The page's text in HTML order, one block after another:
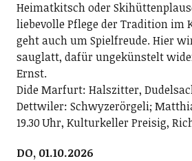
Heimatkitsch oder
liebevolle Pflege der Tradition im
geht auch um Spielfreude. Hier
sauglatt, dafür ungekünstelt
Ernst.
Dide Marfurt: Halszitter,
Dettwiler: Schwyzerörgeli;
19.30 Uhr, Kulturkeller Preisig,
DO, 01.10.2026